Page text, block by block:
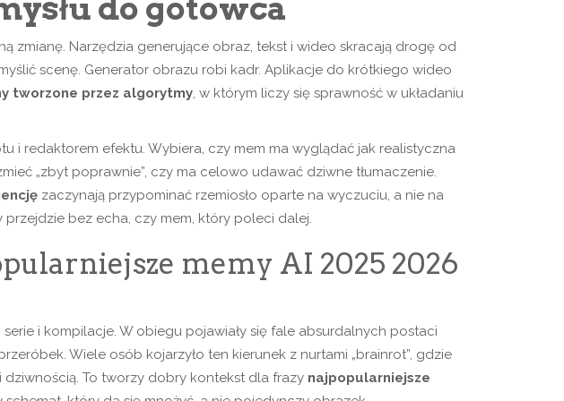
do gotowca
zmianę. Narzędzia generujące obraz, tekst i wideo skracają drogę od
scenę. Generator obrazu robi kadr. Aplikacje do krótkiego wideo
tworzone przez algorytmy, w którym liczy się sprawność w układaniu
i redaktorem efektu. Wybiera, czy mem ma wyglądać jak realistyczna
„zbyt poprawnie”, czy ma celowo udawać dziwne tłumaczenie.
zaczynają przypominać rzemiosło oparte na wyczuciu, a nie na
bez echa, czy mem, który poleci dalej.
memy AI 2025 2026
i kompilacje. W obiegu pojawiały się fale absurdalnych postaci
Wiele osób kojarzyło ten kierunek z nurtami „brainrot”, gdzie
dziwnością. To tworzy dobry kontekst dla frazy najpopularniejsze